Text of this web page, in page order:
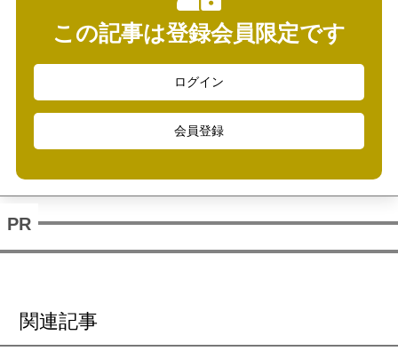
この記事は登録会員限定です
ログイン
会員登録
関連記事